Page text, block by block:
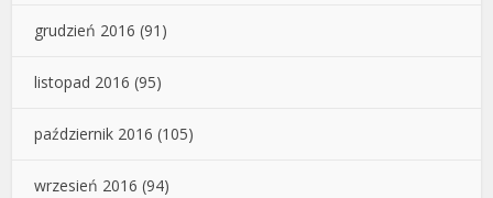
grudzień 2016 (91)
listopad 2016 (95)
październik 2016 (105)
wrzesień 2016 (94)